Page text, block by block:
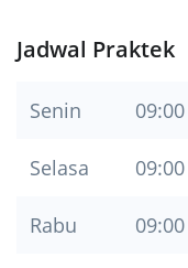
Jadwal Praktek
Senin
Selasa
Rabu